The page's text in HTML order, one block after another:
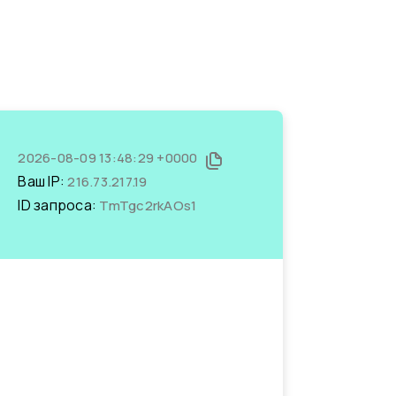
2026-08-09 13:48:29 +0000
Ваш IP:216.73.217.19
ID запроса: TmTgc2rkAOs1